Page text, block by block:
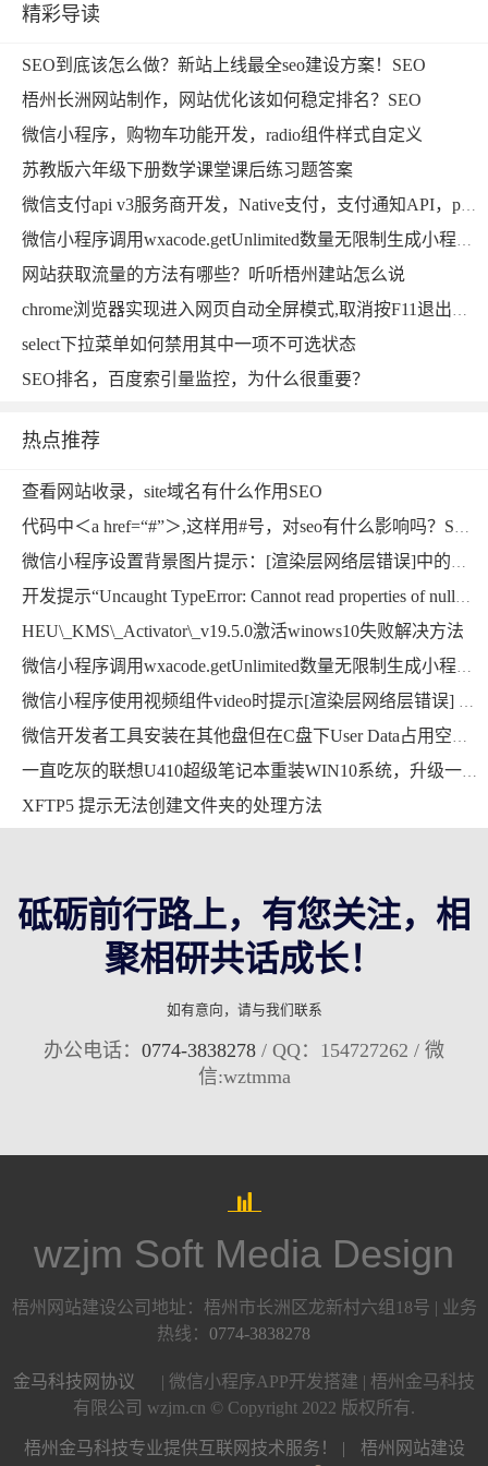
精彩导读
SEO到底该怎么做？新站上线最全seo建设方案！SEO
梧州长洲网站制作，网站优化该如何稳定排名？SEO
微信小程序，购物车功能开发，radio组件样式自定义
苏教版六年级下册数学课堂课后练习题答案
网站获取流量的方法有哪些？听听梧州建站怎么说
select下拉菜单如何禁用其中一项不可选状态
SEO排名，百度索引量监控，为什么很重要？
热点推荐
查看网站收录，site域名有什么作用SEO
HEU\_KMS\_Activator\_v19.5.0激活winows10失败解决方法
XFTP5 提示无法创建文件夹的处理方法
砥砺前行路上，有您关注，相
聚相研共话成长！
如有意向，请与我们联系
办公电话： 0774-3838278 / QQ：154727262 / 微
信:wztmma
wzjm Soft Media Design
梧州网站建设公司地址：梧州市长洲区龙新村六组18号 | 业务
热线： 0774-3838278
金马科技网协议
| 微信小程序APP开发搭建 | 梧州金马科技
有限公司 wzjm.cn © Copyright 2022 版权所有.
梧州金马科技专业提供互联网技术服务！ | 梧州网站建设